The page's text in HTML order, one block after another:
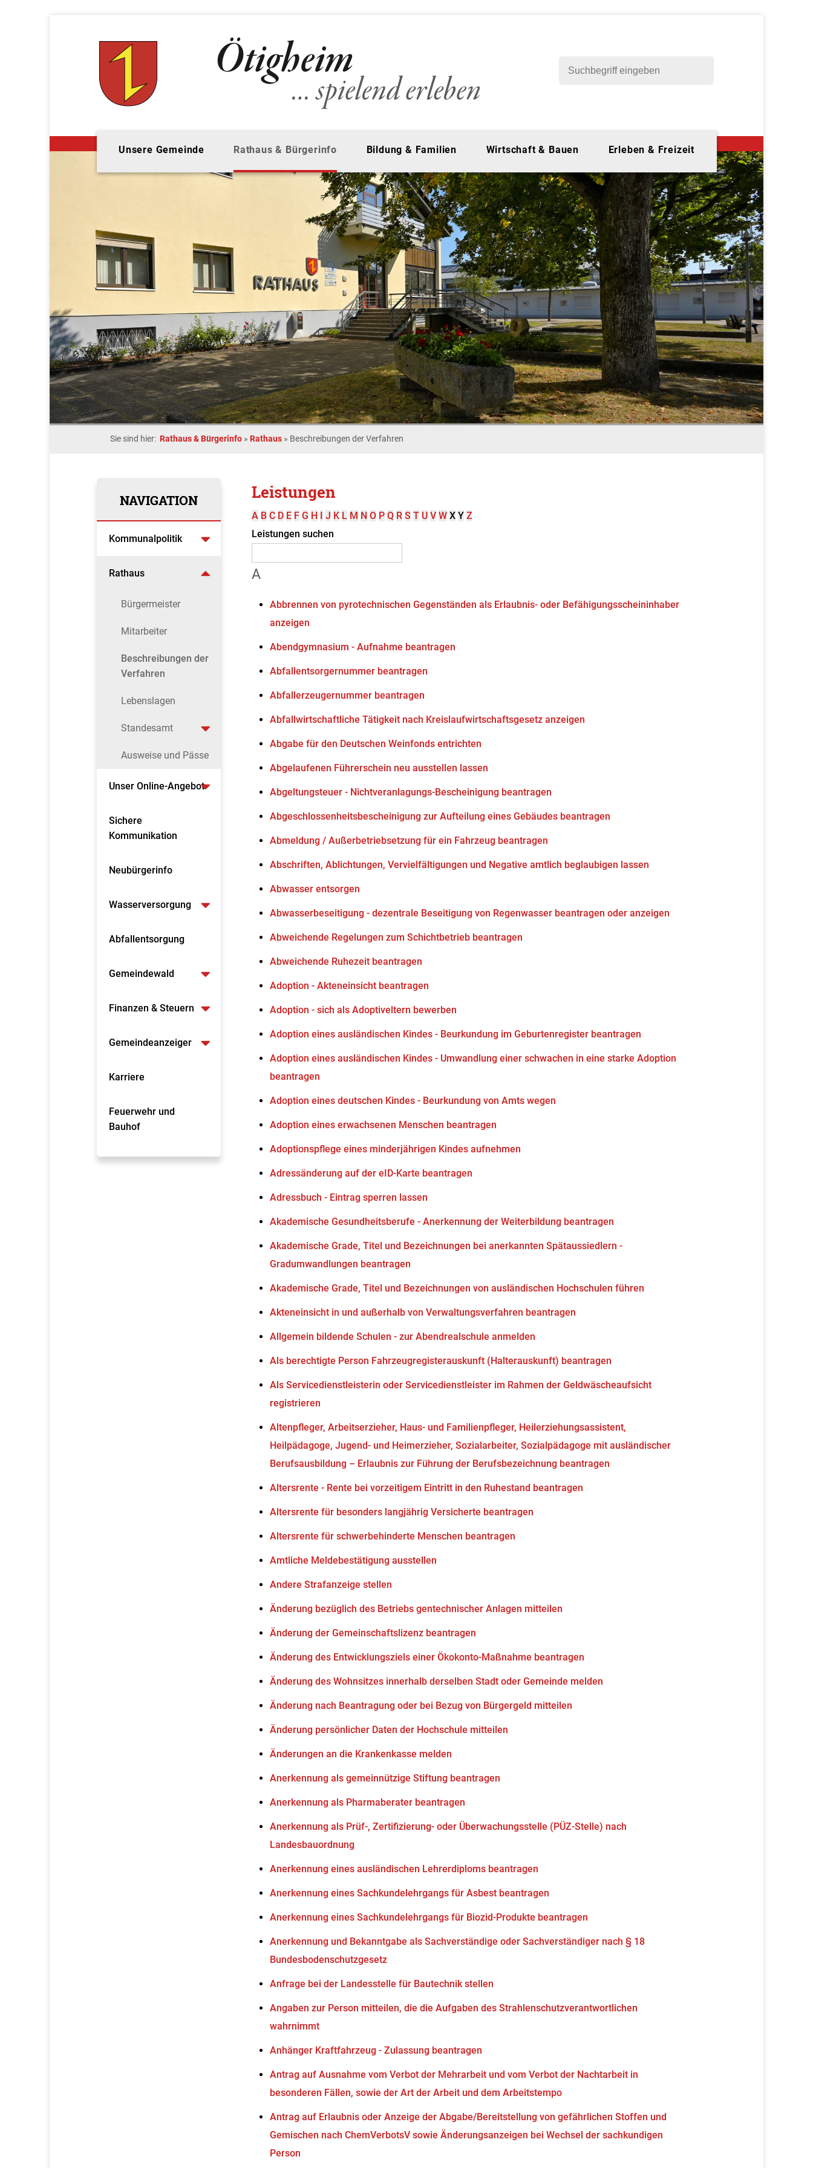
Unsere Gemeinde Rathaus & Bürgerinfo Bildung & Familien Wirtschaft & Bauen Erleben & Freizeit
Sie sind hier: Rathaus & Bürgerinfo » Rathaus » Beschreibungen der Verfahren
NAVIGATION
Kommunalpolitik
Rathaus
Bürgermeister
Mitarbeiter
Beschreibungen der
Verfahren
Lebenslagen
Standesamt
Ausweise und Pässe
Unser Online-Angebot
Sichere
Kommunikation
Neubürgerinfo
Wasserversorgung
Abfallentsorgung
Gemeindewald
Finanzen & Steuern
Gemeindeanzeiger
Karriere
Feuerwehr und
Bauhof
Leistungen
A B C D E F G H I J K L M N O P Q R S T U V W X Y Z
Leistungen suchen
A
Abbrennen von pyrotechnischen Gegenständen als Erlaubnis- oder Befähigungsscheininhaber
anzeigen
Abendgymnasium - Aufnahme beantragen
Abfallentsorgernummer beantragen
Abfallerzeugernummer beantragen
Abfallwirtschaftliche Tätigkeit nach Kreislaufwirtschaftsgesetz anzeigen
Abgabe für den Deutschen Weinfonds entrichten
Abgelaufenen Führerschein neu ausstellen lassen
Abgeltungsteuer - Nichtveranlagungs-Bescheinigung beantragen
Abgeschlossenheitsbescheinigung zur Aufteilung eines Gebäudes beantragen
Abmeldung / Außerbetriebsetzung für ein Fahrzeug beantragen
Abschriften, Ablichtungen, Vervielfältigungen und Negative amtlich beglaubigen lassen
Abwasser entsorgen
Abwasserbeseitigung - dezentrale Beseitigung von Regenwasser beantragen oder anzeigen
Abweichende Regelungen zum Schichtbetrieb beantragen
Abweichende Ruhezeit beantragen
Adoption - Akteneinsicht beantragen
Adoption - sich als Adoptiveltern bewerben
Adoption eines ausländischen Kindes - Beurkundung im Geburtenregister beantragen
Adoption eines ausländischen Kindes - Umwandlung einer schwachen in eine starke Adoption
beantragen
Adoption eines deutschen Kindes - Beurkundung von Amts wegen
Adoption eines erwachsenen Menschen beantragen
Adoptionspflege eines minderjährigen Kindes aufnehmen
Adressänderung auf der eID-Karte beantragen
Adressbuch - Eintrag sperren lassen
Akademische Gesundheitsberufe - Anerkennung der Weiterbildung beantragen
Akademische Grade, Titel und Bezeichnungen bei anerkannten Spätaussiedlern -
Gradumwandlungen beantragen
Akademische Grade, Titel und Bezeichnungen von ausländischen Hochschulen führen
Akteneinsicht in und außerhalb von Verwaltungsverfahren beantragen
Allgemein bildende Schulen - zur Abendrealschule anmelden
Als berechtigte Person Fahrzeugregisterauskunft (Halterauskunft) beantragen
Als Servicedienstleisterin oder Servicedienstleister im Rahmen der Geldwäscheaufsicht
registrieren
Altenpfleger, Arbeitserzieher, Haus- und Familienpfleger, Heilerziehungsassistent,
Heilpädagoge, Jugend- und Heimerzieher, Sozialarbeiter, Sozialpädagoge mit ausländischer
Berufsausbildung – Erlaubnis zur Führung der Berufsbezeichnung beantragen
Altersrente - Rente bei vorzeitigem Eintritt in den Ruhestand beantragen
Altersrente für besonders langjährig Versicherte beantragen
Altersrente für schwerbehinderte Menschen beantragen
Amtliche Meldebestätigung ausstellen
Andere Strafanzeige stellen
Änderung bezüglich des Betriebs gentechnischer Anlagen mitteilen
Änderung der Gemeinschaftslizenz beantragen
Änderung des Entwicklungsziels einer Ökokonto-Maßnahme beantragen
Änderung des Wohnsitzes innerhalb derselben Stadt oder Gemeinde melden
Änderung nach Beantragung oder bei Bezug von Bürgergeld mitteilen
Änderung persönlicher Daten der Hochschule mitteilen
Änderungen an die Krankenkasse melden
Anerkennung als gemeinnützige Stiftung beantragen
Anerkennung als Pharmaberater beantragen
Anerkennung als Prüf-, Zertifizierung- oder Überwachungsstelle (PÜZ-Stelle) nach
Landesbauordnung
Anerkennung eines ausländischen Lehrerdiploms beantragen
Anerkennung eines Sachkundelehrgangs für Asbest beantragen
Anerkennung eines Sachkundelehrgangs für Biozid-Produkte beantragen
Anerkennung und Bekanntgabe als Sachverständige oder Sachverständiger nach § 18
Bundesbodenschutzgesetz
Anfrage bei der Landesstelle für Bautechnik stellen
Angaben zur Person mitteilen, die die Aufgaben des Strahlenschutzverantwortlichen
wahrnimmt
Anhänger Kraftfahrzeug - Zulassung beantragen
Antrag auf Ausnahme vom Verbot der Mehrarbeit und vom Verbot der Nachtarbeit in
besonderen Fällen, sowie der Art der Arbeit und dem Arbeitstempo
Antrag auf Erlaubnis oder Anzeige der Abgabe/Bereitstellung von gefährlichen Stoffen und
Gemischen nach ChemVerbotsV sowie Änderungsanzeigen bei Wechsel der sachkundigen
Person